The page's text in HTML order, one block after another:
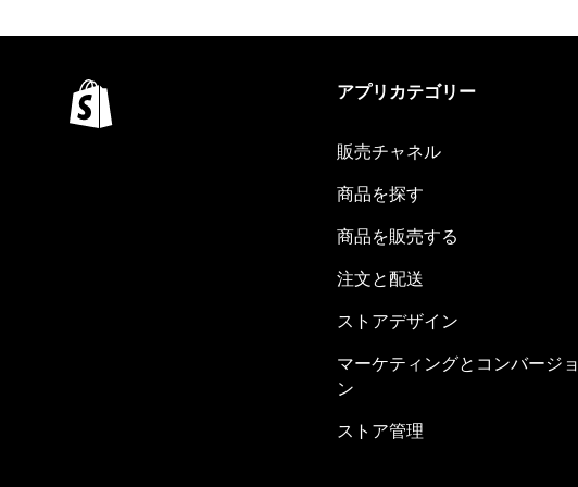
アプリカテゴリー
販売チャネル
商品を探す
商品を販売する
注文と配送
ストアデザイン
マーケティングとコンバージョ
ン
ストア管理